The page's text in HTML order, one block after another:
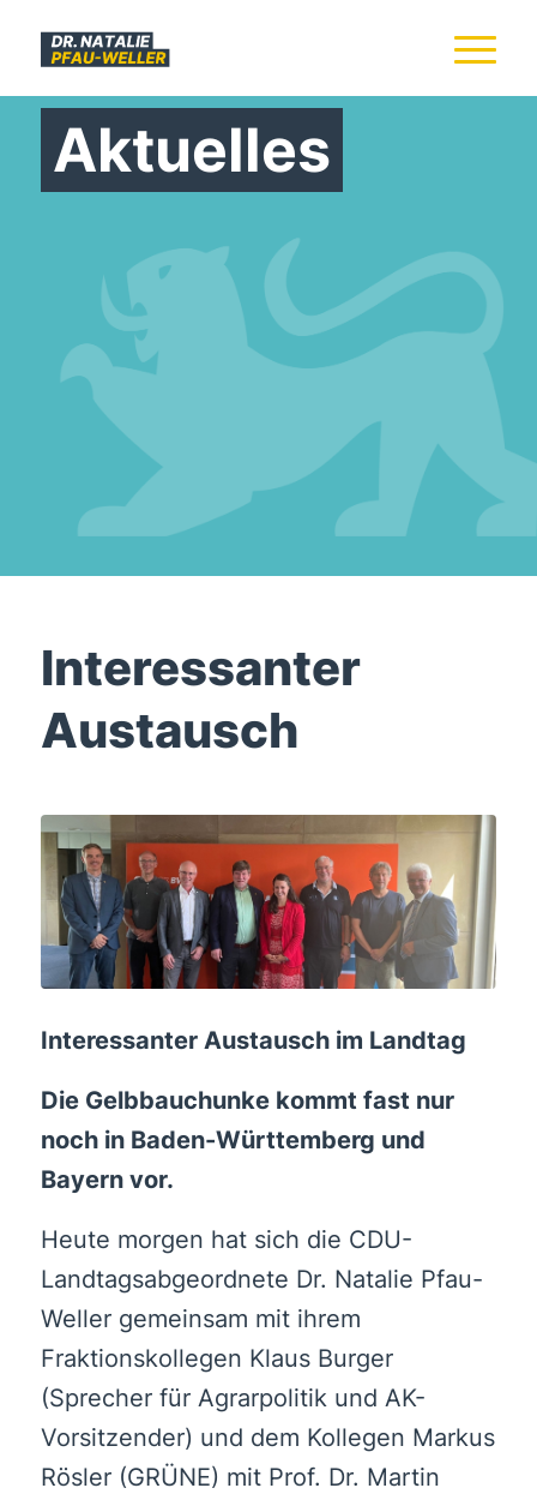
Aktuelles
Interessanter
Austausch
Interessanter Austausch im Landtag
Die Gelbbauchunke kommt fast nur
noch in Baden-Württemberg und
Bayern vor.
Heute morgen hat sich die CDU-
Landtagsabgeordnete Dr. Natalie Pfau-
Weller gemeinsam mit ihrem
Fraktionskollegen Klaus Burger
(Sprecher für Agrarpolitik und AK-
Vorsitzender) und dem Kollegen Markus
Rösler (GRÜNE) mit Prof. Dr. Martin